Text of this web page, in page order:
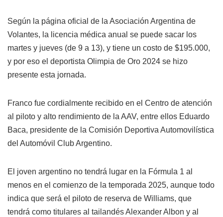
Según la página oficial de la Asociación Argentina de
Volantes, la licencia médica anual se puede sacar los
martes y jueves (de 9 a 13), y tiene un costo de $195.000,
y por eso el deportista Olimpia de Oro 2024 se hizo
presente esta jornada.
Franco fue cordialmente recibido en el Centro de atención
al piloto y alto rendimiento de la AAV, entre ellos Eduardo
Baca, presidente de la Comisión Deportiva Automovilística
del Automóvil Club Argentino.
El joven argentino no tendrá lugar en la Fórmula 1 al
menos en el comienzo de la temporada 2025, aunque todo
indica que será el piloto de reserva de Williams, que
tendrá como titulares al tailandés Alexander Albon y al